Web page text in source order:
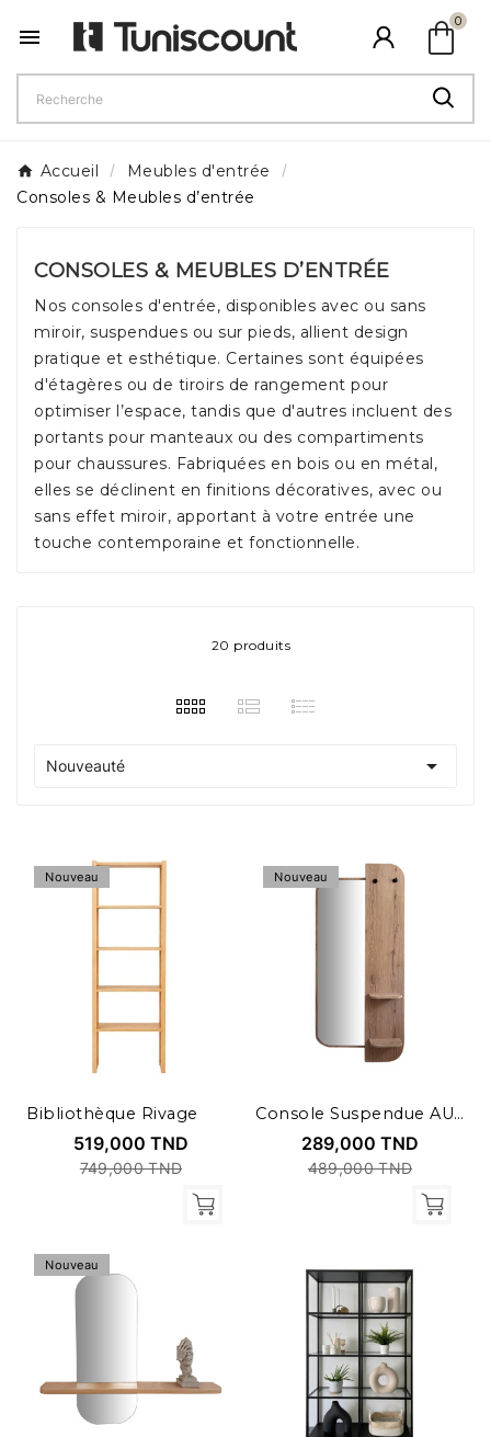
 shopping_bag
0
Accueil
Meubles d'entrée
Consoles & Meubles d’entrée
CONSOLES & MEUBLES D’ENTRÉE
Nos consoles d'entrée, disponibles avec ou sans
miroir, suspendues ou sur pieds, allient design
pratique et esthétique. Certaines sont équipées
d'étagères ou de tiroirs de rangement pour
optimiser l’espace, tandis que d'autres incluent des
portants pour manteaux ou des compartiments
pour chaussures. Fabriquées en bois ou en métal,
elles se déclinent en finitions décoratives, avec ou
sans effet miroir, apportant à votre entrée une
touche contemporaine et fonctionnelle.
20 produits
Nouveauté 
Nouveau
Bibliothèque Rivage
519,000 TND
749,000 TND
Nouveau
Console Suspendue AURA
289,000 TND
489,000 TND
Nouveau